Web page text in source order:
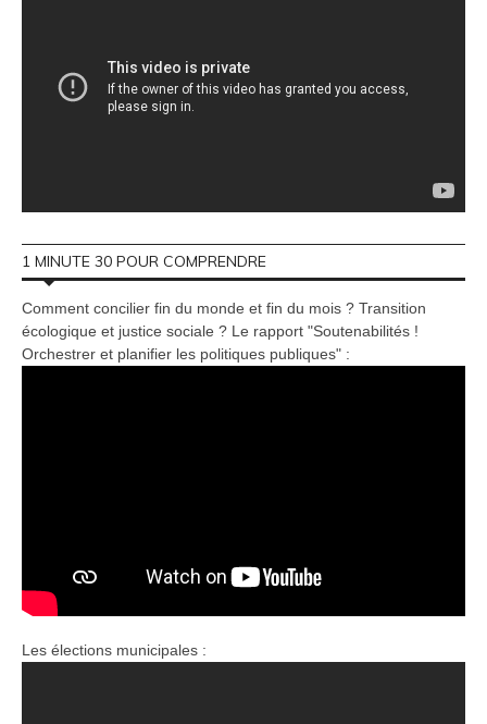
1 MINUTE 30 POUR COMPRENDRE
Comment concilier fin du monde et fin du mois ? Transition
écologique et justice sociale ? Le rapport "Soutenabilités !
Orchestrer et planifier les politiques publiques" :
Les élections municipales :